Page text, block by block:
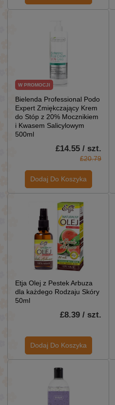
W PROMOCJI
Bielenda Professional Podo
Expert Zmiękczający Krem
do Stóp z 20% Mocznikiem
i Kwasem Salicylowym
500ml
£14.55 / szt.
£20.79
Dodaj Do Koszyka
Etja Olej z Pestek Arbuza
dla każdego Rodzaju Skóry
50ml
£8.39 / szt.
Dodaj Do Koszyka